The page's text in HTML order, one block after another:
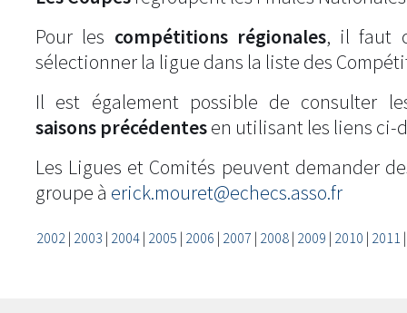
Pour les compétitions régionales, il faut
sélectionner la ligue dans la liste des
Il est également possible de consulter
saisons précédentesen utilisant les liens ci-
Les Ligues et Comités peuvent demander
groupe à erick.mouret@echecs.asso.fr
2002| 2003 | 2004| 2005 | 2006 | 2007 | 2008| 2009 | 2010 | 2011